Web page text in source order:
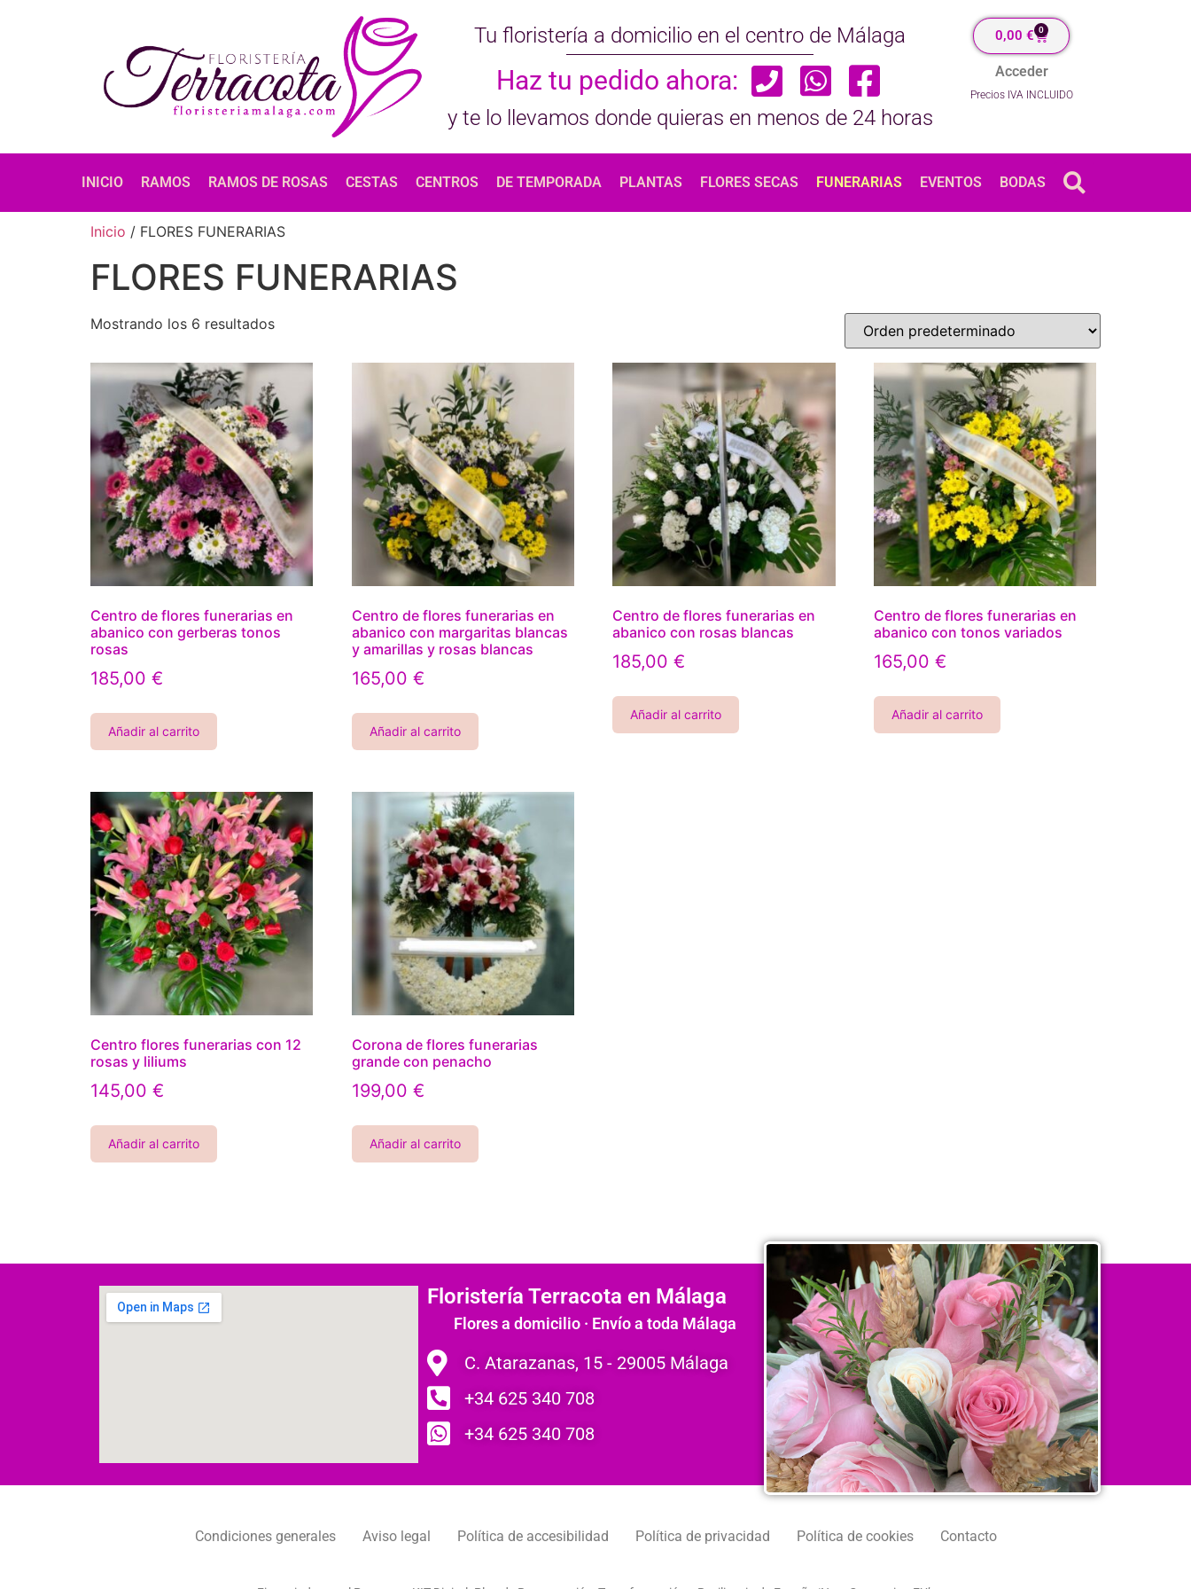
Tu floristería a domicilio en el centro de Málaga
Haz tu pedido ahora:
y te lo llevamos donde quieras en menos de 24 horas
0,00€ 0
Acceder
Precios IVA INCLUIDO
INICIO RAMOS RAMOS DE ROSAS CESTAS CENTROS DE TEMPORADA PLANTAS FLORES SECAS FUNERARIAS EVENTOS BODAS
Inicio / FLORES FUNERARIAS
FLORES FUNERARIAS
Mostrando los 6 resultados
Centro de flores funerarias en
abanico con gerberas tonos
rosas
185,00 €
Añadir al carrito
Centro de flores funerarias en
abanico con margaritas blancas
y amarillas y rosas blancas
165,00 €
Añadir al carrito
Centro de flores funerarias en
abanico con rosas blancas
185,00€
Añadir al carrito
Centro de flores funerarias en
abanico con tonos variados
165,00€
Añadir al carrito
Centro flores funerarias con 12
rosas y liliums
145,00 €
Añadir al carrito
Corona de flores funerarias
grande con penacho
199,00 €
Añadir al carrito
Floristería Terracota en Málaga
Flores a domicilio · Envío a toda Málaga
C. Atarazanas, 15 - 29005 Málaga
+34 625 340 708
+34 625 340 708
Condiciones generales Aviso legal Política de accesibilidad Política de privacidad Política de cookies Contacto